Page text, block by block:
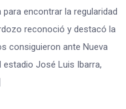
encontrar la regularidad
reconoció y destacó la
consiguieron ante Nueva
José Luis Ibarra,